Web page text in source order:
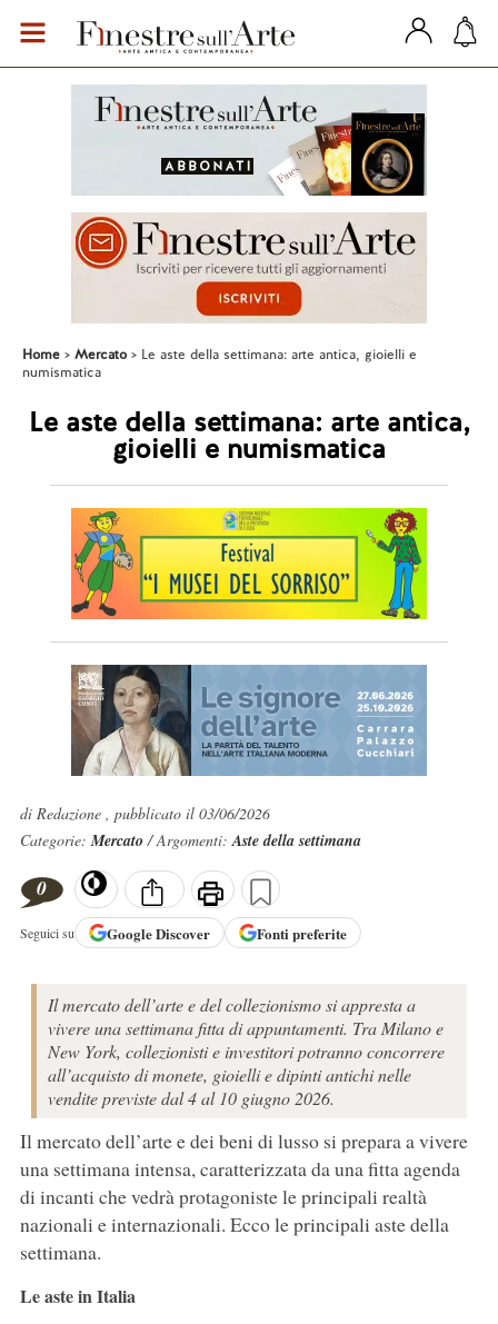
Home Mercato
Le aste della settimana: arte antica, gioielli e
numismatica
Le aste della settimana: arte antica,
gioielli e numismatica
di Redazione , pubblicato il 03/06/2026
Categorie:Mercato/ Argomenti:Aste della settimana
0
Seguici su GoogleDiscover Fonti preferite
Il mercato dell’arte e del collezionismo si appresta a
vivere una settimana fitta di appuntamenti. Tra Milano e
New York, collezionisti e investitori potranno concorrere
all’acquisto di monete, gioielli e dipinti antichi nelle
vendite previste dal 4 al 10 giugno 2026.
Il mercato dell’arte e dei beni di lusso si prepara a vivere
una settimana intensa, caratterizzata da una fitta agenda
di incanti che vedrà protagoniste le principali realtà
nazionali e internazionali. Ecco le principali aste della
settimana.
Le aste in Italia